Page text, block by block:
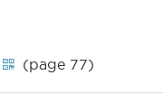
(page 77)